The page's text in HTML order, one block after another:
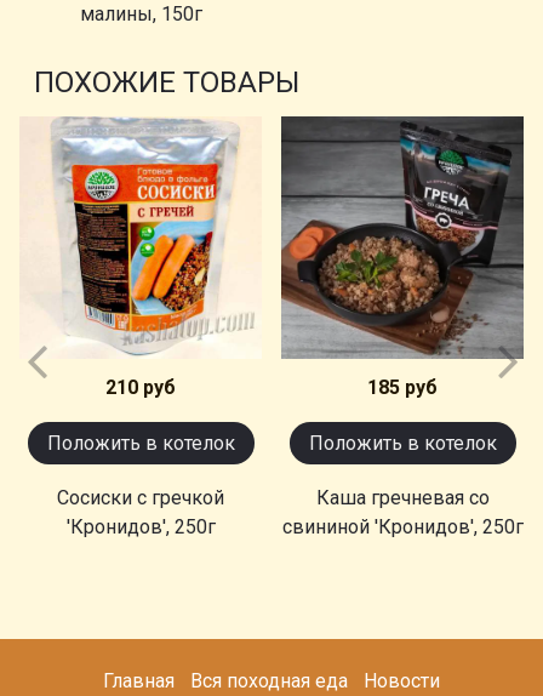
малины, 150г
ПОХОЖИЕ ТОВАРЫ
210 руб
Положить в котелок
Сосиски с гречкой
'Кронидов', 250г
185 руб
Положить в котелок
Каша гречневая со
свининой 'Кронидов', 250г
Главная Вся походная еда
Новости